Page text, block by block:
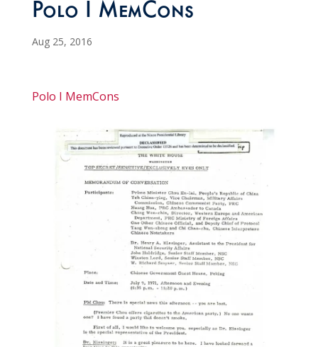
Polo I MemCons
Aug 25, 2016
Polo I MemCons